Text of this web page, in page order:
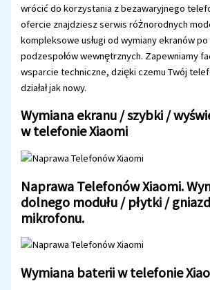
wrócić do korzystania z bezawaryjnego
ofercie znajdziesz serwis różnorodnych
kompleksowe usługi od wymiany ekranów
podzespołów wewnętrznych. Zapewniamy
wsparcie techniczne, dzięki czemu Twój
działał jak nowy.
Wymiana ekranu / szybki /
w telefonie Xiaomi
Naprawa Telefonów Xiaomi.
dolnego modułu / płytki /
mikrofonu.
Wymiana baterii w telefonie